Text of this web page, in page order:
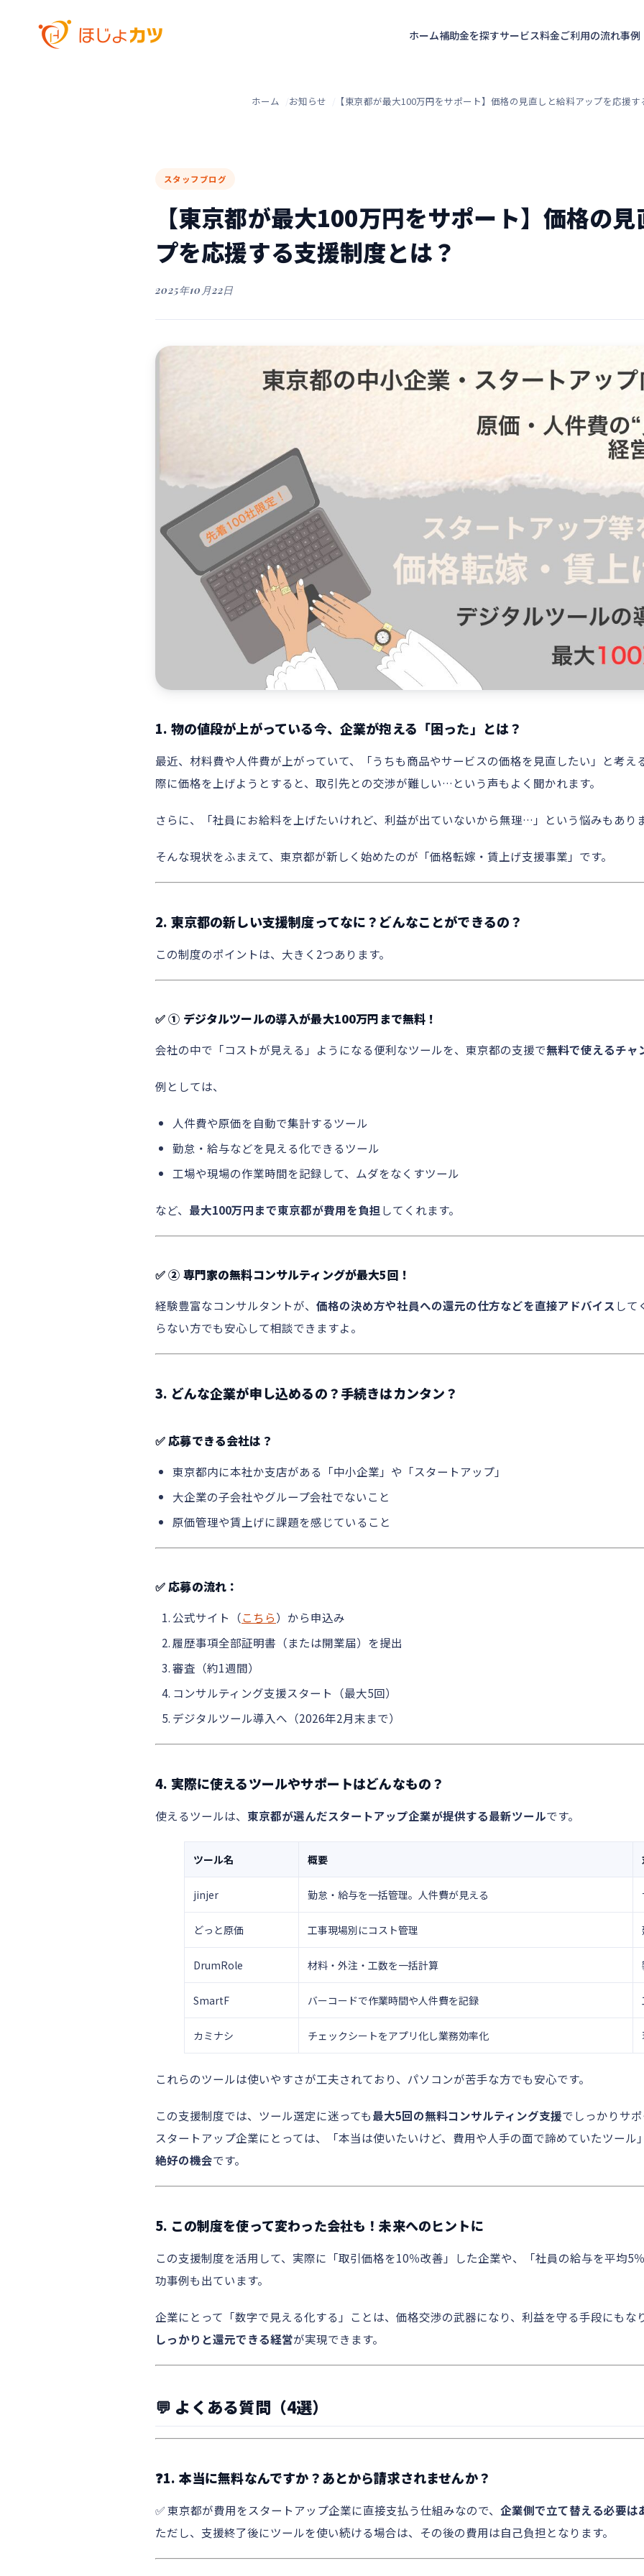
ホーム補助金を探すサービス料金ご利用の流れ事例
ホーム お知らせ 【東京都が最大100万円をサポート】価格の見直しと給料アップを応援す
スタッフブログ
【東京都が最大100万円をサポート】価格の
プを応援する支援制度とは？
2025年10月22日
1. 物の値段が上がっている今、企業が抱える「困った」とは？
最近、材料費や人件費が上がっていて、「うちも商品やサービスの価格を見直したい」と考え
際に価格を上げようとすると、取引先との交渉が難しい…という声もよく聞かれます。
さらに、「社員にお給料を上げたいけれど、利益が出ていないから無理…」という悩みもありま
そんな現状をふまえて、東京都が新しく始めたのが「価格転嫁・賃上げ支援事業」です。
2. 東京都の新しい支援制度ってなに？どんなことができるの？
この制度のポイントは、大きく2つあります。
✅ ① デジタルツールの導入が最大100万円まで無料！
会社の中で「コストが見える」ようになる便利なツールを、東京都の支援で無料で使えるチャ
例としては、
人件費や原価を自動で集計するツール
勤怠・給与などを見える化できるツール
工場や現場の作業時間を記録して、ムダをなくすツール
など、 最大100万円まで東京都が費用を負担 してくれます。
✅ ② 専門家の無料コンサルティングが最大5回！
経験豊富なコンサルタントが、 価格の決め方や社員への還元の仕方などを直接アドバイス して
らない方でも安心して相談できますよ。
3. どんな企業が申し込めるの？手続きはカンタン？
✅ 応募できる会社は？
東京都内に本社か支店がある「中小企業」や「スタートアップ」
大企業の子会社やグループ会社でないこと
原価管理や賃上げに課題を感じていること
✅ 応募の流れ：
公式サイト（こちら）から申込み
履歴事項全部証明書（または開業届）を提出
審査（約1週間）
コンサルティング支援スタート（最大5回）
デジタルツール導入へ（2026年2月末まで）
4. 実際に使えるツールやサポートはどんなもの？
使えるツールは、 東京都が選んだスタートアップ企業が提供する最新ツールです。
ツール名 概要
jinjer 勤怠・給与を一括管理。人件費が見える
どっと原価 工事現場別にコスト管理
DrumRole 材料・外注・工数を一括計算
SmartF バーコードで作業時間や人件費を記録
カミナシ チェックシートをアプリ化し業務効率化
これらのツールは使いやすさが工夫されており、パソコンが苦手な方でも安心です。
この支援制度では、ツール選定に迷っても最大5回の無料コンサルティング支援でしっかりサポ
スタートアップ企業にとっては、「本当は使いたいけど、費用や人手の面で諦めていたツール
絶好の機会です。
5. この制度を使って変わった会社も！未来へのヒントに
この支援制度を活用して、実際に「取引価格を10％改善」した企業や、「社員の給与を平均5
功事例も出ています。
企業にとって「数字で見える化する」ことは、価格交渉の武器になり、利益を守る手段にもな
しっかりと還元できる経営が実現できます。
💬 よくある質問（4選）
❓1. 本当に無料なんですか？あとから請求されませんか？
✅ 東京都が費用をスタートアップ企業に直接支払う仕組みなので、 企業側で立て替える必要は
ただし、支援終了後にツールを使い続ける場合は、その後の費用は自己負担となります。